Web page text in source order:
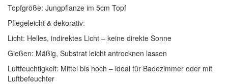
Topfgröße: Jungpflanze im 5cm Topf
Pflegeleicht & dekorativ:
Licht: Helles, indirektes Licht – keine direkte Sonne
Gießen: Mäßig, Substrat leicht antrocknen lassen
Luftfeuchtigkeit: Mittel bis hoch – ideal für Badezimmer oder mit
Luftbefeuchter